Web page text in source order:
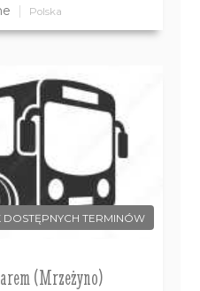
Polska
DOSTĘPNYCH TERMINÓW
(Mrzeżyno)